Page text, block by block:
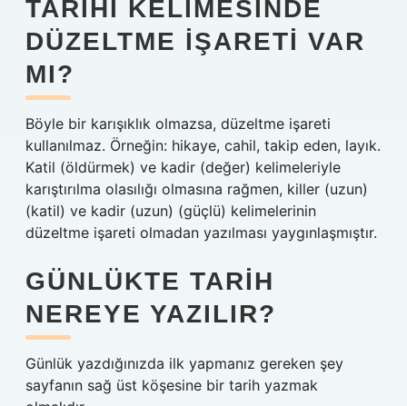
TARIHI KELIMESINDE
DÜZELTME IŞARETI VAR
MI?
Böyle bir karışıklık olmazsa, düzeltme işareti
kullanılmaz. Örneğin: hikaye, cahil, takip eden, layık.
Katil (öldürmek) ve kadir (değer) kelimeleriyle
karıştırılma olasılığı olmasına rağmen, killer (uzun)
(katil) ve kadir (uzun) (güçlü) kelimelerinin
düzeltme işareti olmadan yazılması yaygınlaşmıştır.
GÜNLÜKTE TARIH
NEREYE YAZILIR?
Günlük yazdığınızda ilk yapmanız gereken şey
sayfanın sağ üst köşesine bir tarih yazmak